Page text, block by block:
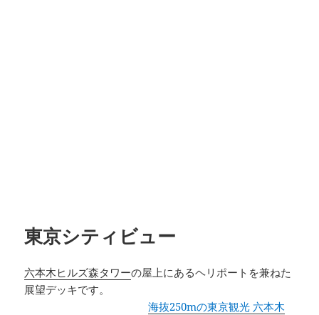
東京シティビュー
六本木ヒルズ森タワーの屋上にあるヘリポートを兼ねた
展望デッキです。
海抜250mの東京観光 六本木